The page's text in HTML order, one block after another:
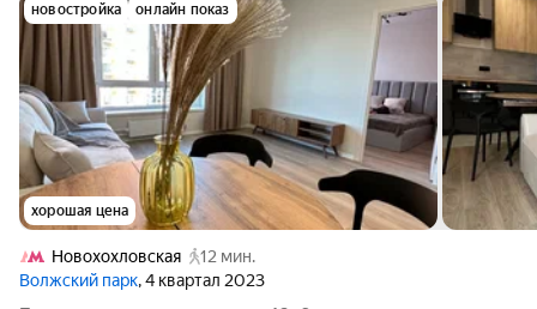
новостройка онлайн показ
хорошая цена
Новохохловская
12 мин.
Волжский парк, 4 квартал 2023